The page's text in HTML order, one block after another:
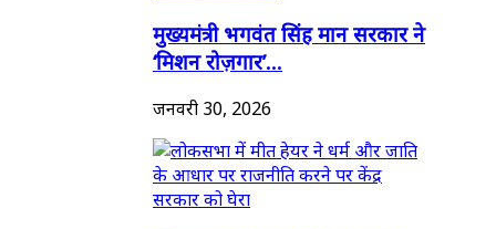
मुख्यमंत्री भगवंत सिंह मान सरकार ने
‘मिशन रोज़गार’...
जनवरी 30, 2026